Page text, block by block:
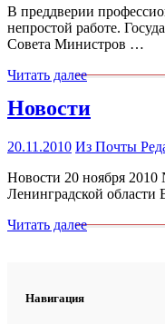
В преддверии
непростой работе.
Совета Министров …
Читать далее
Новости
20.11.2010 Из Почты
Новости 20 ноября
Ленинградской области
Читать далее
Навигация